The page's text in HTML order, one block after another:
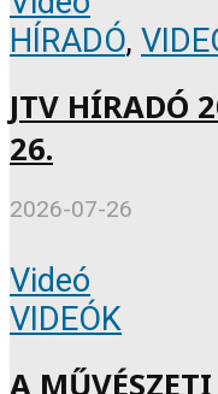
HÍRADÓ,
JTV HÍRADÓ
26.
2026-07-26
Videó
VIDEÓK
A